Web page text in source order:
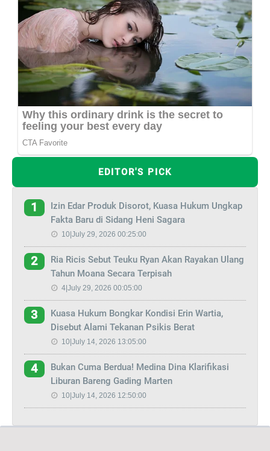
EDITOR'S PICK
1
Izin Edar Produk Disorot, Kuasa Hukum Ungkap
Fakta Baru di Sidang Heni Sagara
10|July 29, 2026 00:25:00
2
Ria Ricis Sebut Teuku Ryan Akan Rayakan Ulang
Tahun Moana Secara Terpisah
4|July 29, 2026 00:05:00
3
Kuasa Hukum Bongkar Kondisi Erin Wartia,
Disebut Alami Tekanan Psikis Berat
10|July 14, 2026 13:05:00
4
Bukan Cuma Berdua! Medina Dina Klarifikasi
Liburan Bareng Gading Marten
10|July 14, 2026 12:50:00